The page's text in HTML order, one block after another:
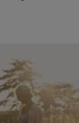
ascoltare e